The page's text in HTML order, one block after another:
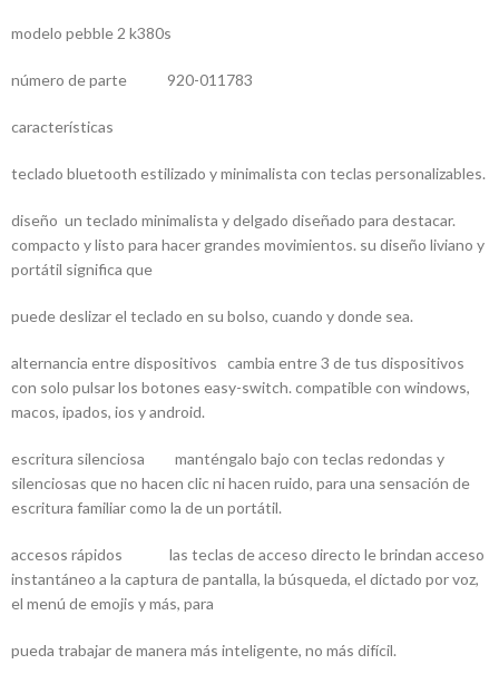
modelo pebble 2 k380s
número de parte 920-011783
características
teclado bluetooth estilizado y minimalista con teclas personalizables.
diseño un teclado minimalista y delgado diseñado para destacar.
compacto y listo para hacer grandes movimientos. su diseño liviano y
portátil significa que
puede deslizar el teclado en su bolso, cuando y donde sea.
alternancia entre dispositivos cambia entre 3 de tus dispositivos
con solo pulsar los botones easy-switch. compatible con windows,
macos, ipados, ios y android.
escritura silenciosa manténgalo bajo con teclas redondas y
silenciosas que no hacen clic ni hacen ruido, para una sensación de
escritura familiar como la de un portátil.
accesos rápidos las teclas de acceso directo le brindan acceso
instantáneo a la captura de pantalla, la búsqueda, el dictado por voz,
el menú de emojis y más, para
pueda trabajar de manera más inteligente, no más difícil.